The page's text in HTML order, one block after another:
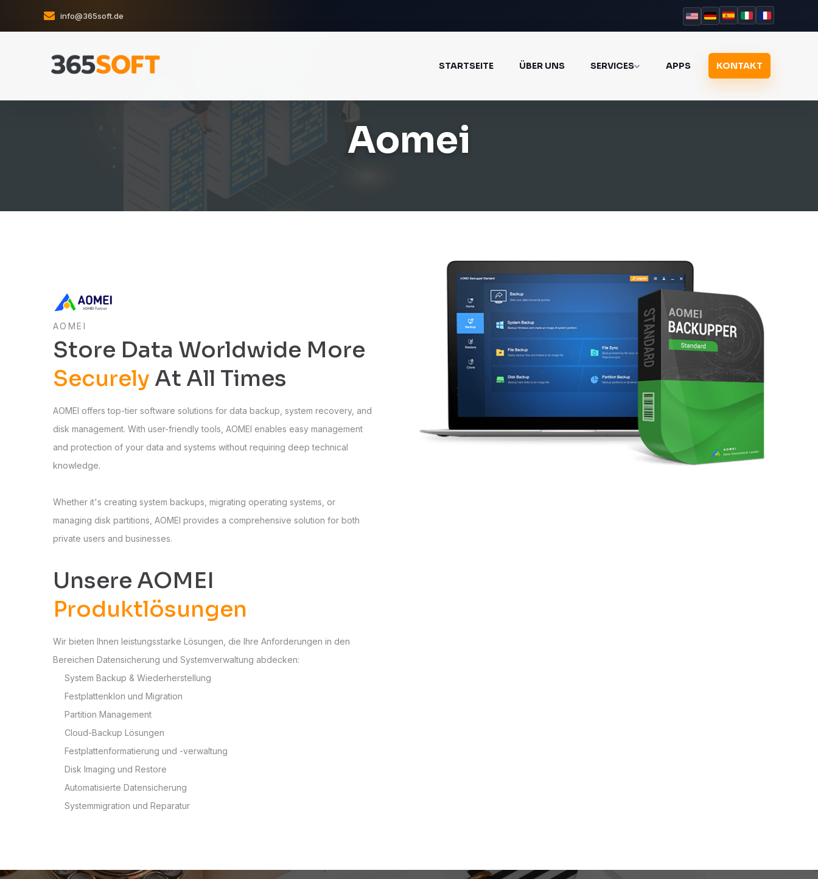
info@365soft.de
STARTSEITE ÜBER UNS SERVICES APPS KONTAKT
Aomei
AOMEI
Store Data Worldwide More
Securely At All Times
AOMEI offers top-tier software solutions for data backup, system recovery, and
disk management. With user-friendly tools, AOMEI enables easy management
and protection of your data and systems without requiring deep technical
knowledge.
Whether it's creating system backups, migrating operating systems, or
managing disk partitions, AOMEI provides a comprehensive solution for both
private users and businesses.
Unsere AOMEI
Produktlösungen
Wir bieten Ihnen leistungsstarke Lösungen, die Ihre Anforderungen in den
Bereichen Datensicherung und Systemverwaltung abdecken:
System Backup & Wiederherstellung
Festplattenklon und Migration
Partition Management
Cloud-Backup Lösungen
Festplattenformatierung und -verwaltung
Disk Imaging und Restore
Automatisierte Datensicherung
Systemmigration und Reparatur